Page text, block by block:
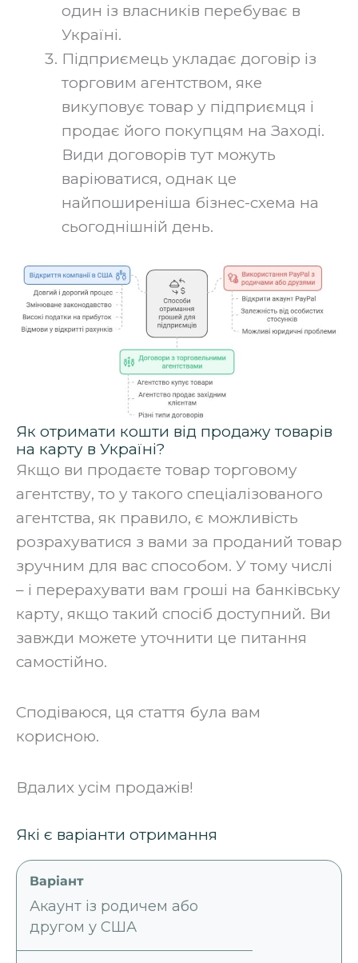
один із власників перебуває в
Україні.
Підприємець укладає договір із
торговим агентством, яке
викуповує товар у підприємця і
продає його покупцям на Заході.
Види договорів тут можуть
варіюватися, однак це
найпоширеніша бізнес-схема на
сьогоднішній день.
Як отримати кошти від продажу товарів
на карту в Україні?
Якщо ви продаєте товар торговому
агентству, то у такого спеціалізованого
агентства, як правило, є можливість
розрахуватися з вами за проданий товар
зручним для вас способом. У тому числі
– і перерахувати вам гроші на банківську
карту, якщо такий спосіб доступний. Ви
завжди можете уточнити це питання
самостійно.
‍Сподіваюся, ця стаття була вам
корисною.
Вдалих усім продажів!
Які є варіанти отримання
Акаунт із родичем або
другом у США